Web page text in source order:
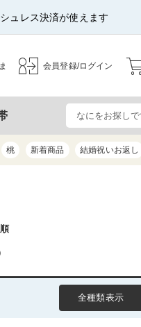
ュレス決済が使えます
会員登録/ログイン
桃 新着商品 結婚祝いお返し
全種類表示